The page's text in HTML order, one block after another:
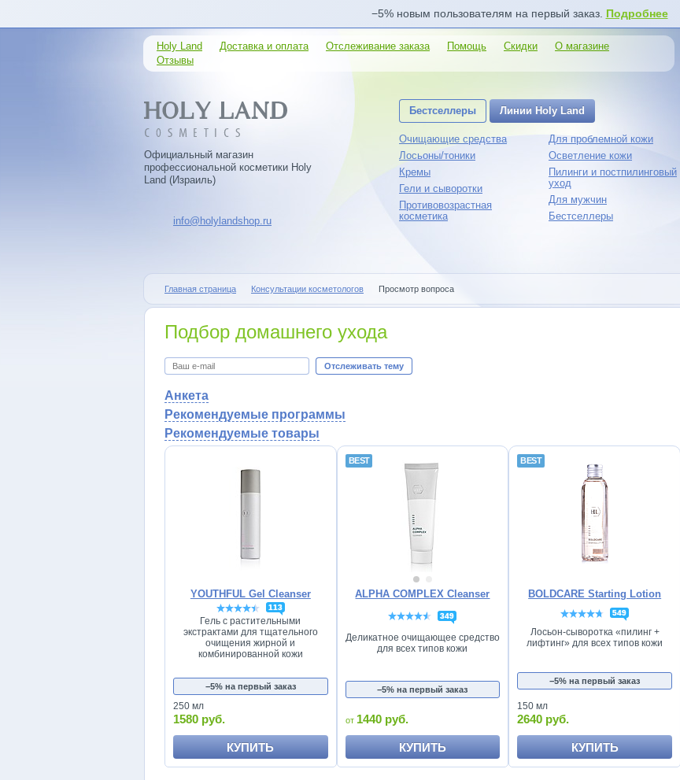
−5% новым пользователям на первый заказ. Подробнее
Holy Land Доставка и оплата Отслеживание заказа Помощь Скидки
О магазине
Отзывы
Официальный магазин
профессиональной косметики Holy
Land (Израиль)
info@holylandshop.ru
Бестселлеры Линии Holy Land
Очищающие средства
Лосьоны/тоники
Кремы
Гели и сыворотки
Противовозрастная
косметика
Для проблемной кожи
Осветление кожи
Пилинги и постпилинговый
уход
Для мужчин
Бестселлеры
Главная страница Консультации косметологов Просмотр вопроса
Подбор домашнего ухода
Отслеживать тему
Анкета
Рекомендуемые программы
Рекомендуемые товары
YOUTHFUL Gel Cleanser
113
Гель с растительными
экстрактами для тщательного
очищения жирной и
комбинированной кожи
−5% на первый заказ
250 мл
1580 руб.
КУПИТЬ
ALPHA COMPLEX Cleanser
349
Деликатное очищающее средство
для всех типов кожи
−5% на первый заказ
1440 руб.
КУПИТЬ
BOLDCARE Starting Lotion
549
Лосьон-сыворотка «пилинг +
лифтинг» для всех типов кожи
−5% на первый заказ
150 мл
2640 руб.
КУПИТЬ